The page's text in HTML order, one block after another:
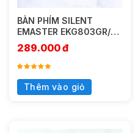
BÀN PHÍM SILENT
EMASTER EKG803GR/GB
GÕ CỰC ÊM
289.000đ
Thêm vào giỏ